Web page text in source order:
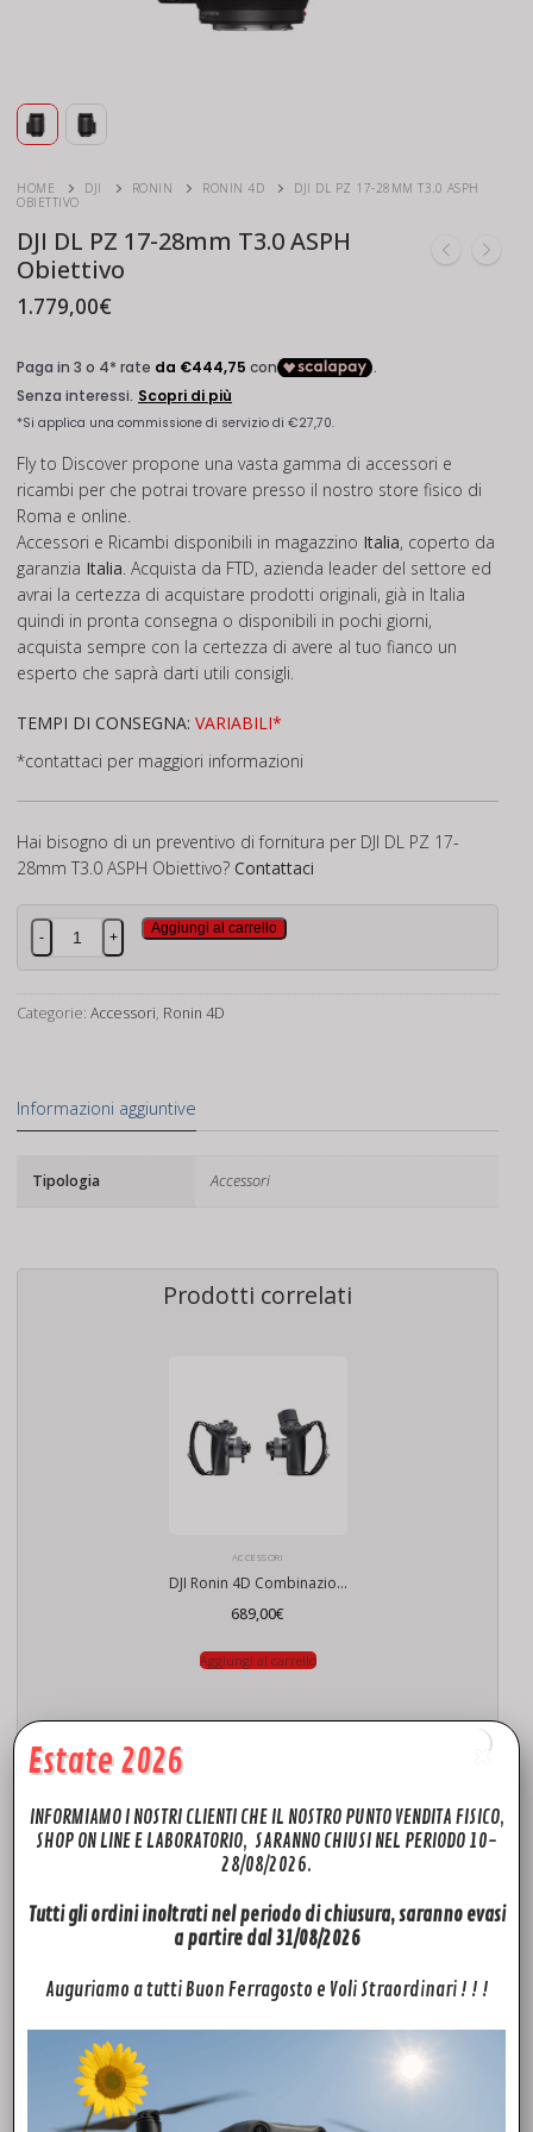
HOME DJI RONIN RONIN 4D
DJI DL PZ 17-28MM T3.0 ASPH
OBIETTIVO
DJI DL PZ 17-28mm T3.0 ASPH
Obiettivo
1.779,00€
Fly to Discover propone una vasta gamma di accessori e
ricambi per che potrai trovare presso il nostro store fisico di
Roma e online.
Accessori e Ricambi disponibili in magazzino Italia, coperto da
garanzia Italia. Acquista da FTD, azienda leader del settore ed
avrai la certezza di acquistare prodotti originali, già in Italia
quindi in pronta consegna o disponibili in pochi giorni,
acquista sempre con la certezza di avere al tuo fianco un
esperto che saprà darti utili consigli.
TEMPI DI CONSEGNA: VARIABILI*
*contattaci per maggiori informazioni
Hai bisogno di un preventivo di fornitura per DJI DL PZ 17-
28mm T3.0 ASPH Obiettivo? Contattaci
DJI
DL
17-
Obiettivo
quantità
- +
Aggiungi al carrello
Categorie: Accessori, Ronin 4D
Informazioni aggiuntive
Tipologia Accessori
Prodotti correlati
ACCESSORI
DJI Ronin 4D Combinazione di Impugnature
689,00€
Aggiungi al carrello
ACCESSORI
Estate 2026
INFORMIAMO I NOSTRI CLIENTI CHE IL NOSTRO PUNTO VENDITA FISICO,
SHOP ON LINE E LABORATORIO, SARANNO CHIUSI NEL PERIODO 10-
28/08/2026.
Tutti gli ordini inoltrati nel periodo di chiusura, saranno evasi
a partire dal 31/08/2026
Auguriamo a tutti Buon Ferragosto e Voli Straordinari ! ! !